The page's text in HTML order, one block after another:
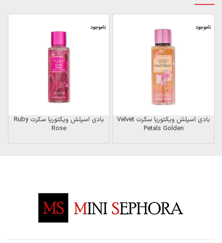
ناموجود
بادی اسپلش ویکتوریا سکرت Velvet
Petals Golden
ناموجود
بادی اسپلش ویکتوریا سکرت Ruby
Rose